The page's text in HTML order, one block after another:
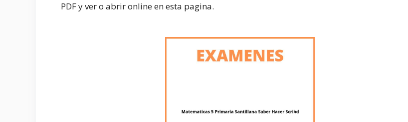
PDF y ver o abrir online en esta pagina.